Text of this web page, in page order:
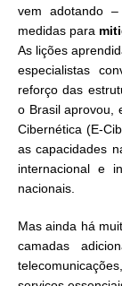
vem adotando
medidas para
As lições
especialistas
reforço das
o Brasil aprovou,
Cibernética (E-
as capacidades
internacional e
nacionais.
Mas ainda há
camadas